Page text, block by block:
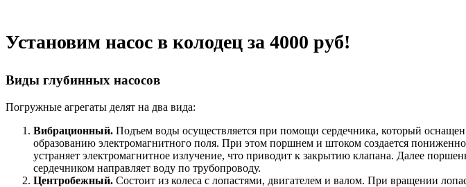
Установим насос в колодец за 4000 руб!
Виды глубинных насосов
Погружные агрегаты делят на два вида:
Вибрационный. Подъем воды осуществляется при помощи сердечника, который
образованию электромагнитного поля. При этом поршнем и штоком создается
устраняет электромагнитное излучение, что приводит к закрытию клапана. Далее
сердечником направляет воду по трубопроводу.
Центробежный. Состоит из колеса с лопастями, двигателем и валом. При вращении